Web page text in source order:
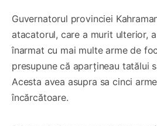
Guvernatorul provinciei
atacatorul, care a murit ulterior,
înarmat cu mai multe arme de
presupune că aparțineau tatălui
Acesta avea asupra sa cinci
încărcătoare.